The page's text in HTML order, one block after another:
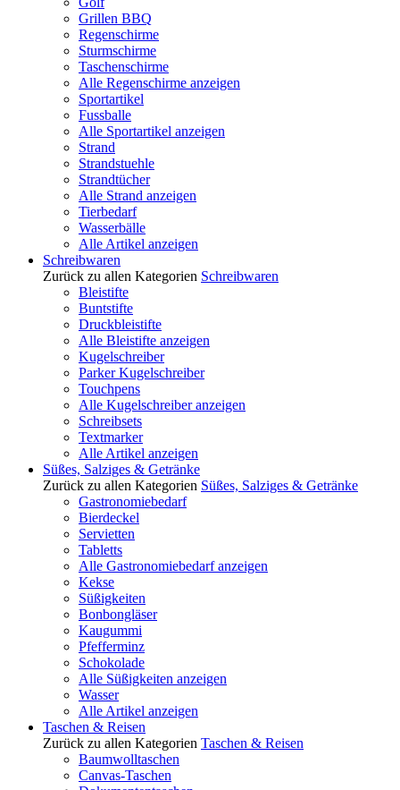
Grillen BBQ
Regenschirme
Sturmschirme
Taschenschirme
Alle Regenschirme anzeigen
Sportartikel
Fussballe
Alle Sportartikel anzeigen
Strand
Strandstuehle
Strandtücher
Alle Strand anzeigen
Tierbedarf
Wasserbälle
Alle Artikel anzeigen
Schreibwaren
Zurück zu allen Kategorien Schreibwaren
Bleistifte
Buntstifte
Druckbleistifte
Alle Bleistifte anzeigen
Kugelschreiber
Parker Kugelschreiber
Touchpens
Alle Kugelschreiber anzeigen
Schreibsets
Textmarker
Alle Artikel anzeigen
Süßes, Salziges & Getränke
Zurück zu allen Kategorien Süßes, Salziges & Getränke
Gastronomiebedarf
Bierdeckel
Servietten
Tabletts
Alle Gastronomiebedarf anzeigen
Kekse
Süßigkeiten
Bonbongläser
Kaugummi
Pfefferminz
Schokolade
Alle Süßigkeiten anzeigen
Wasser
Alle Artikel anzeigen
Taschen & Reisen
Zurück zu allen Kategorien Taschen & Reisen
Baumwolltaschen
Canvas-Taschen